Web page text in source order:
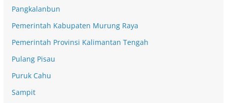
Pangkalanbun
Pemerintah Kabupaten Murung Raya
Pemerintah Provinsi Kalimantan Tengah
Pulang Pisau
Puruk Cahu
Sampit